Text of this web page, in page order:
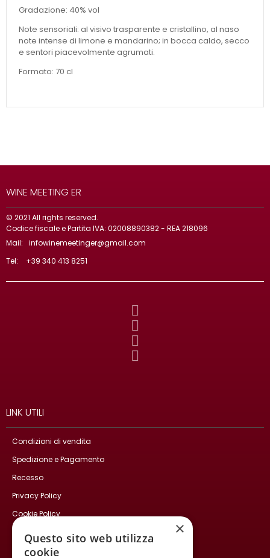
Gradazione: 40% vol
Note sensoriali: al visivo trasparente e cristallino, al naso
note intense di limone e mandarino; in bocca caldo, secco
e sentori piacevolmente agrumati.
Formato: 70 cl
WINE MEETING ER
© 2021 All rights reserved.
Codice fiscale e Partita IVA: 02008890382 - REA 218096
Mail:
infowinemeetinger@gmail.com
Tel:
+39 340 413 8251
LINK UTILI
Condizioni di vendita
Spedizione e Pagamento
Recesso
Privacy Policy
Cookie Policy
×
Questo sito web utilizza
cookie